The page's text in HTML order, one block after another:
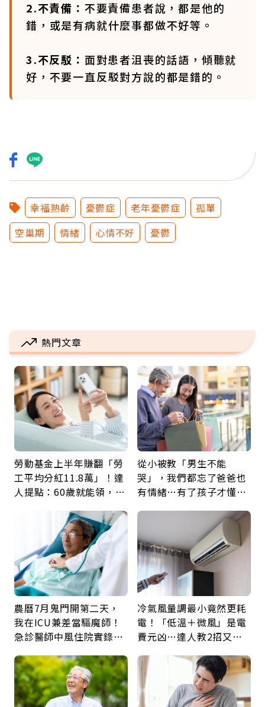
2.不責備： 不要責備患者說，都是他的
錯，或是有病就什麼事都做不好等。
3.不反駁： 面對患者沮喪的話語，傾聽就
好，不要一直反駁對方說的都是錯的。
幸福熟齡 憂鬱症 老年憂鬱症
孤單
空巢期
情緒 心情不好 憂鬱
熱門文章
勞動基金上半年賺翻「勞
工平均分紅11.8萬」！達
人提點：60歲就能領，重
從小被教「男生不能
哭」，我們都忘了爸爸也
有情緒…有了孩子才懂：
農曆7月鬼門開第二天，
我在ICU兼差當驅魔師！
急診醫師中風住院實錄：
冷氣風量調最小竟然更耗
電！「低溫＋微風」是電
費元凶…達人教2招又涼